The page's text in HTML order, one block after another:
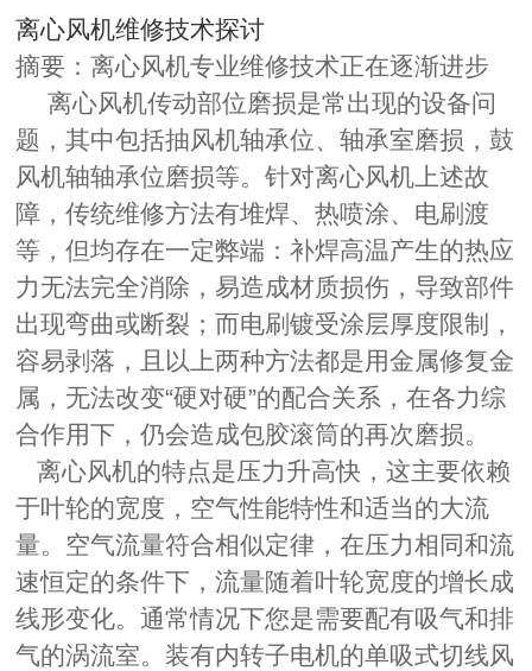
离心风机维修技术探讨
摘要：离心风机专业维修技术正在逐渐进步
离心风机传动部位磨损是常出现的设备问
题，其中包括抽风机轴承位、轴承室磨损，鼓
风机轴轴承位磨损等。针对离心风机上述故
障，传统维修方法有堆焊、热喷涂、电刷渡
等，但均存在一定弊端：补焊高温产生的热应
力无法完全消除，易造成材质损伤，导致部件
出现弯曲或断裂；而电刷镀受涂层厚度限制，
容易剥落，且以上两种方法都是用金属修复金
属，无法改变“硬对硬”的配合关系，在各力综
合作用下，仍会造成包胶滚筒的再次磨损。
离心风机的特点是压力升高快，这主要依赖
于叶轮的宽度，空气性能特性和适当的大流
量。空气流量符合相似定律，在压力相同和流
速恒定的条件下，流量随着叶轮宽度的增长成
线形变化。通常情况下您是需要配有吸气和排
气的涡流室。装有内转子电机的单吸式切线风